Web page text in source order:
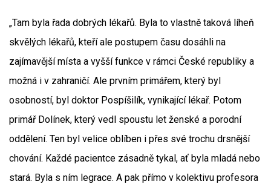
„Tam byla řada dobrých lékařů. Byla to vlastně taková líheň
skvělých lékařů, kteří ale postupem času dosáhli na
zajímavější místa a vyšší funkce v rámci České republiky a
možná i v zahraničí. Ale prvním primářem, který byl
osobností, byl doktor Pospíšilík, vynikající lékař. Potom
primář Dolínek, který vedl spoustu let ženské a porodní
oddělení. Ten byl velice oblíben i přes své trochu drsnější
chování. Každé pacientce zásadně tykal, ať byla mladá nebo
stará. Byla s ním legrace. A pak přímo v kolektivu profesora